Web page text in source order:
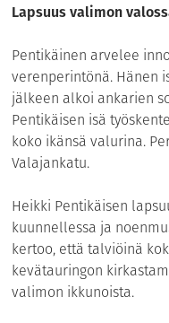
Lapsuus valimon
Pentikäinen arvelee
verenperintönä. Hänen
jälkeen alkoi ankarien
Pentikäisen isä
koko ikänsä valurina.
Valajankatu.
Heikki Pentikäisen
kuunnellessa ja
kertoo, että talviöinä
kevätauringon
valimon ikkunoista.